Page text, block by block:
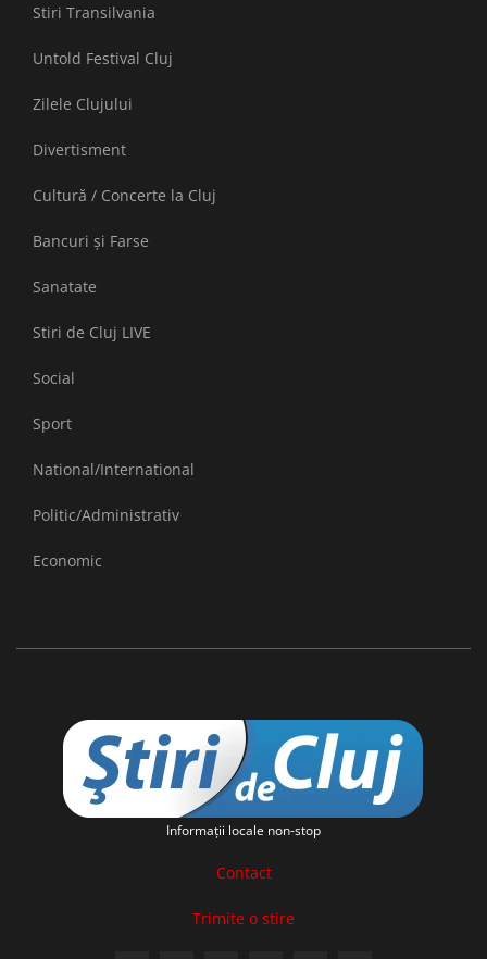
Stiri Transilvania
Untold Festival Cluj
Zilele Clujului
Divertisment
Cultură / Concerte la Cluj
Bancuri și Farse
Sanatate
Stiri de Cluj LIVE
Social
Sport
National/International
Politic/Administrativ
Economic
Informaţii locale non-stop
Contact
Trimite o stire